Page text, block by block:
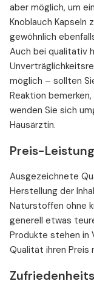
aber möglich, um
Knoblauch Kapseln
gewöhnlich
Auch bei qualitativ
möglich – sollten
Reaktion
wenden Sie sich
Hausärztin.
Preis-
Ausgezeichnete
Herstellung der
Naturstoffen ohne
generell etwas
Produkte stehen in
Qualität ihren Preis